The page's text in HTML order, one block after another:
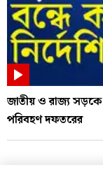
জাতীয় ও রাজ্য সড়কে
পরিবহণ দফতরের